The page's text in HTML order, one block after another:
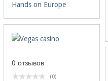
Hands on Europe
0 отзывов
(0)